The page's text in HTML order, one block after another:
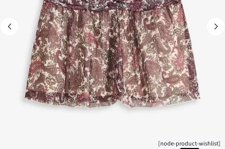
[node-product-wishlist]